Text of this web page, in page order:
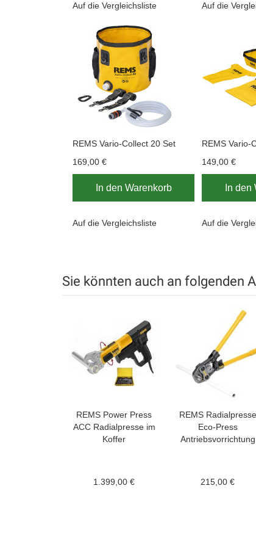
Auf die Vergleichsliste Auf die
REMS Vario-Collect 20 Set
169,00 €
In den Warenkorb
Auf die Vergleichsliste
REMS Vario-
149,00 €
In den
Auf die
Sie könnten auch an folgenden
REMS Power Press
ACC Radialpresse im
Koffer
1.399,00 €
REMS Radialpresse
Eco-Press
Antriebsvorrichtung
215,00 €